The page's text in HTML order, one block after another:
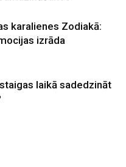
karalienes Zodiakā:
izrāda
laikā sadedzināt